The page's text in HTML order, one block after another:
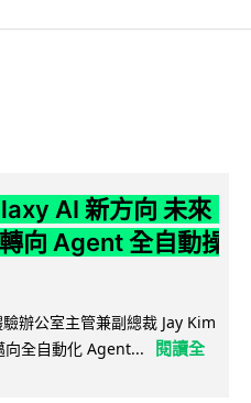
AI 新方向 未來
向 Agent 全自動操
辦公室主管兼副總裁 Jay Kim
向全自動化 Agent...
閱讀全